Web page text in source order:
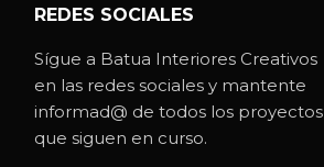
REDES SOCIALES
Sígue a Batua Interiores Creativos
en las redes sociales y mantente
informad@ de todos los proyectos
que siguen en curso.